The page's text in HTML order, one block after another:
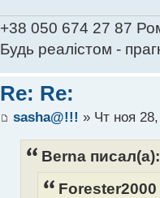
+38 050 674 27 87
Будь реалістом -
Re: Re:
sasha@!!! » Чт ноя
Berna писал(а):